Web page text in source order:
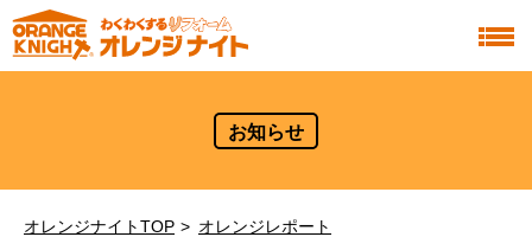
お知らせ
オレンジナイトTOP
オレンジレポート